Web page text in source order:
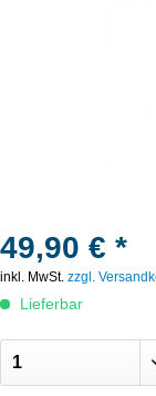
49,90 € *
inkl. MwSt. zzgl.
Lieferbar